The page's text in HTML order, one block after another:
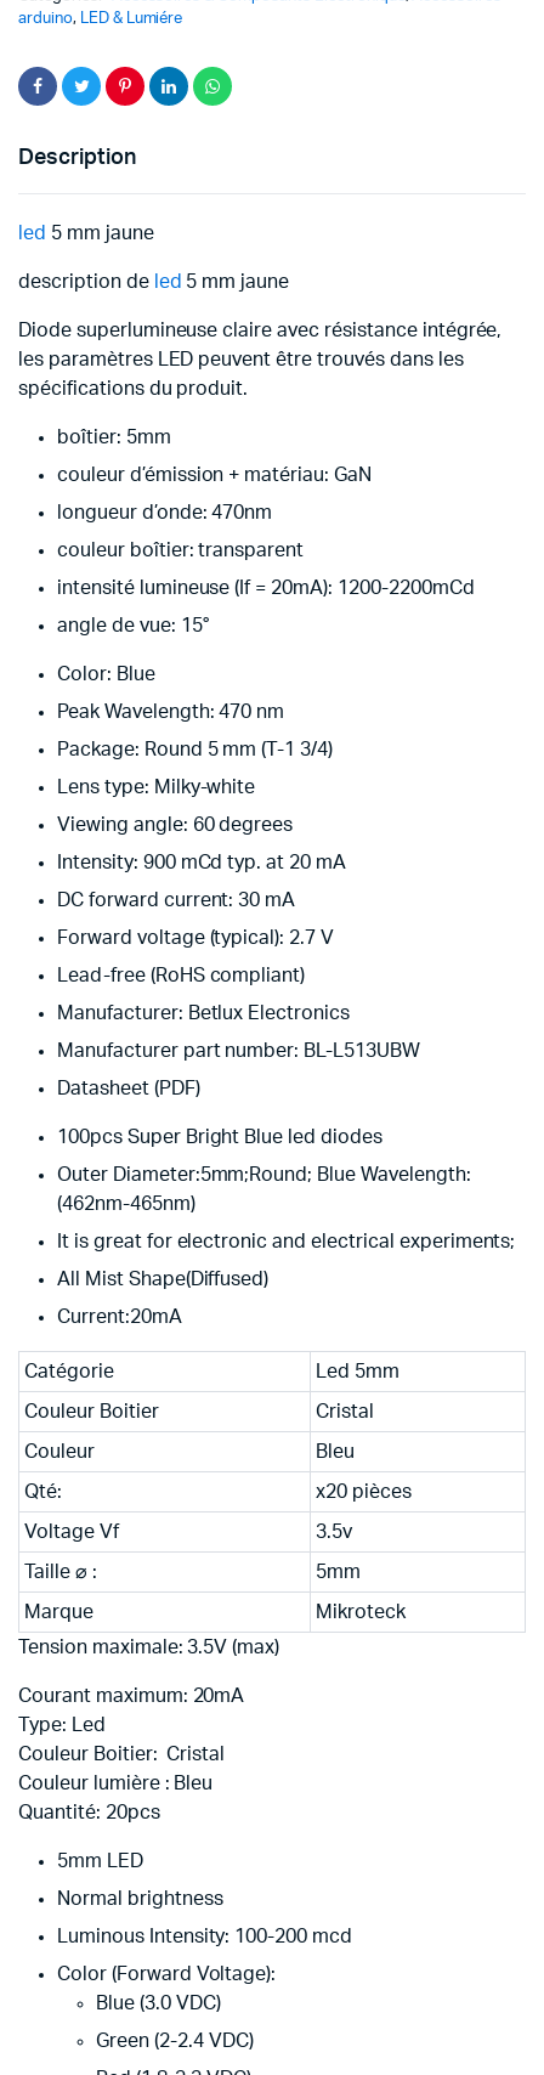
arduino, LED & Lumiére
Description
led 5 mm jaune
description de led 5 mm jaune
Diode superlumineuse claire avec résistance intégrée,
les paramètres LED peuvent être trouvés dans les
spécifications du produit.
boîtier: 5mm
couleur d’émission + matériau: GaN
longueur d’onde: 470nm
couleur boîtier: transparent
intensité lumineuse (If = 20mA): 1200-2200mCd
angle de vue: 15°
Color: Blue
Peak Wavelength: 470 nm
Package: Round 5 mm (T-1 3/4)
Lens type: Milky-white
Viewing angle: 60 degrees
Intensity: 900 mCd typ. at 20 mA
DC forward current: 30 mA
Forward voltage (typical): 2.7 V
Lead-free (RoHS compliant)
Manufacturer: Betlux Electronics
Manufacturer part number: BL-L513UBW
Datasheet (PDF)
100pcs Super Bright Blue led diodes
Outer Diameter:5mm;Round; Blue Wavelength:
(462nm-465nm)
It is great for electronic and electrical experiments;
All Mist Shape(Diffused)
Current:20mA
Catégorie Led 5mm
Couleur Boitier Cristal
Couleur Bleu
Qté: x20 pièces
Voltage Vf 3.5v
Taille ⌀ : 5mm
Marque
Mikroteck
Tension maximale: 3.5V (max)
Courant maximum: 20mA
Type:
Led
Couleur Boitier: Cristal
Couleur lumière : Bleu
Quantité: 20pcs
5mm LED
Normal brightness
Luminous Intensity: 100-200 mcd
Color (Forward Voltage):
Blue (3.0 VDC)
Green (2-2.4 VDC)